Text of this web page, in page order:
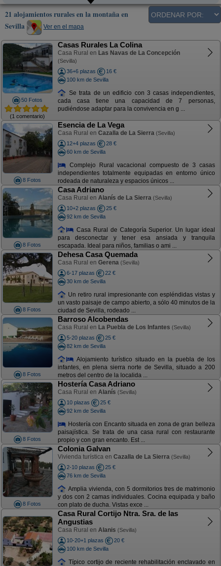
21 alojamientos rurales en la montaña en
Sevilla
Ver en el mapa
50 Fotos
(1 comentario)
Casas Rurales La Colina
Casa Rural en Las Navas de La Concepción
(Sevilla)
36+6 plazas
16 €
100 km de Sevilla
Se trata de un edificio con 3 casas independientes,
cada casa tiene una capacidad de 7 personas,
pudiéndose adaptar para la convivencia en g ...
8 Fotos
Esencia de La Vega
Casa Rural en Cazalla de La Sierra (Sevilla)
12+4 plazas
28 €
60 km de Sevilla
Complejo Rural vacacional compuesto de 3 casas
independientes totalmente equipadas en entorno único
rodeada de naturaleza y espacios únicos ...
8 Fotos
Casa Adriano
Casa Rural en Alanís de La Sierra (Sevilla)
10+2 plazas
25 €
92 km de Sevilla
Casa Rural de Categoría Superior. Un lugar ideal
para desconectar y tener esa ansiada y tranquila
escapada. Ideal para niños, familias o ami ...
8 Fotos
Dehesa Casa Quemada
Casa Rural en Gerena (Sevilla)
6-17 plazas
22 €
30 km de Sevilla
Un retiro rural impresionante con espléndidas vistas y
un vasto paisaje de campo abierto, a sólo 40 minutos de la
ciudad de Sevilla, rodeado ...
8 Fotos
Barroso Alcobendas
Casa Rural en La Puebla de Los Infantes (Sevilla)
5-20 plazas
25 €
82 km de Sevilla
Alojamiento turístico situado en la puebla de los
infantes, en plena sierra norte de Sevilla, situado a 200
metros del centro de la localida ...
8 Fotos
Hostería Casa Adriano
Casa Rural en Alanís (Sevilla)
10 plazas
25 €
92 km de Sevilla
Hostería con Encanto situada en zona de gran belleza
paisajística. Se trata de una casa rural con restaurante
propio y con gran encanto. Est ...
8 Fotos
Colonia Galvan
Vivienda turística en Cazalla de La Sierra (Sevilla)
2-10 plazas
25 €
76 km de Sevilla
Amplia vivienda, con 5 dormitorios tres de matrimonio
y dos con 2 camas individuales. Cocina equipada y baño
con plato de ducha. Vistas exce ...
Casa Rural Cortijo Ntra. Sra. de las
Angustias
Casa Rural en Alanis (Sevilla)
10-20+1 plazas
20 €
100 km de Sevilla
Típico cortijo de reciente rehabilitación enclavado en